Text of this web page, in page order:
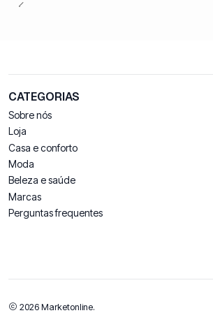
CATEGORIAS
Sobre nós
Loja
Casa e conforto
Moda
Beleza e saúde
Marcas
Perguntas frequentes
2026 Marketonline.